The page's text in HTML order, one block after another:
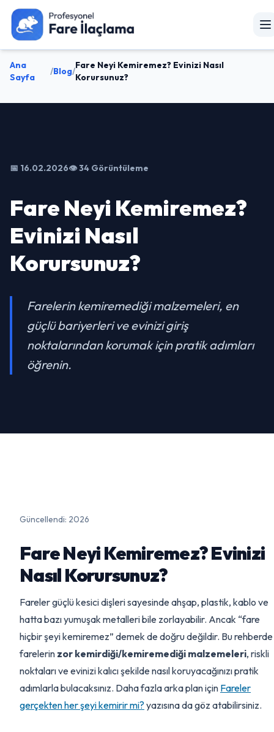
Ana
Sayfa
/Blog/
Fare Neyi Kemiremez? Evinizi Nasıl
Korursunuz?
📅 16.02.2026👁️ 34 Görüntüleme
Fare Neyi Kemiremez?
Evinizi Nasıl
Korursunuz?
Farelerin kemiremediği malzemeleri, en
güçlü bariyerleri ve evinizi giriş
noktalarından korumak için pratik adımları
öğrenin.
Güncellendi: 2026
Fare Neyi Kemiremez? Evinizi
Nasıl Korursunuz?
Fareler güçlü kesici dişleri sayesinde ahşap, plastik, kablo ve
hatta bazı yumuşak metalleri bile zorlayabilir. Ancak “fare
hiçbir şeyi kemiremez” demek de doğru değildir. Bu rehberde
farelerin zor kemirdiği/kemiremediği malzemeleri, riskli
noktaları ve evinizi kalıcı şekilde nasıl koruyacağınızı pratik
adımlarla bulacaksınız. Daha fazla arka plan için Fareler
gerçekten her şeyi kemirir mi? yazısına da göz atabilirsiniz.